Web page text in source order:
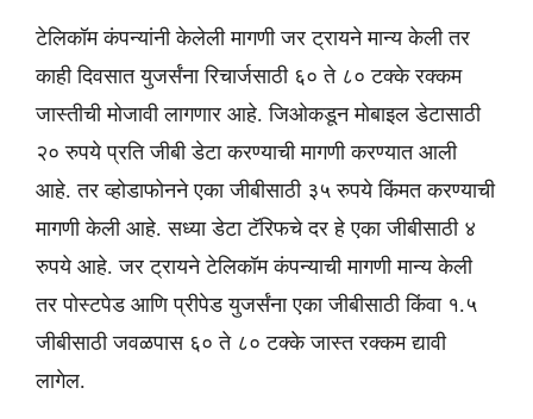
टेलिकॉम कंपन्यांनी केलेली मागणी जर ट्रायने मान्य केली तर
काही दिवसात युजर्संना रिचार्जसाठी ६० ते ८० टक्के रक्कम
जास्तीची मोजावी लागणार आहे. जिओकडून मोबाइल डेटासाठी
२० रुपये प्रति जीबी डेटा करण्याची मागणी करण्यात आली
आहे. तर व्होडाफोनने एका जीबीसाठी ३५ रुपये किंमत करण्याची
मागणी केली आहे. सध्या डेटा टॅरिफचे दर हे एका जीबीसाठी ४
रुपये आहे. जर ट्रायने टेलिकॉम कंपन्याची मागणी मान्य केली
तर पोस्टपेड आणि प्रीपेड युजर्संना एका जीबीसाठी किंवा १.५
जीबीसाठी जवळपास ६० ते ८० टक्के जास्त रक्कम द्यावी
लागेल.